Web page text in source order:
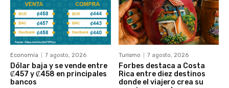
Economía 7 agosto, 2026
Dólar baja y se vende entre
₡457 y ₡458 en principales
bancos
Turismo 7 agosto, 2026
Forbes destaca a Costa
Rica entre diez destinos
donde el viajero crea su